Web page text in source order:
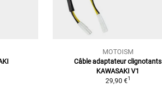
MOTOISM
Câble adaptateur clignotants
KAWASAKI V1
29,90 €1